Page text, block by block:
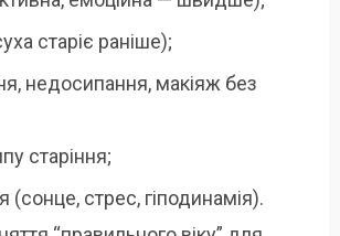
старіє раніше);
недосипання, макіяж без
старіння;
(сонце, стрес, гіподинамія).